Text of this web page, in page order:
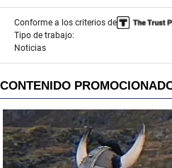
Conforme a los criterios de
Tipo de trabajo:
Noticias